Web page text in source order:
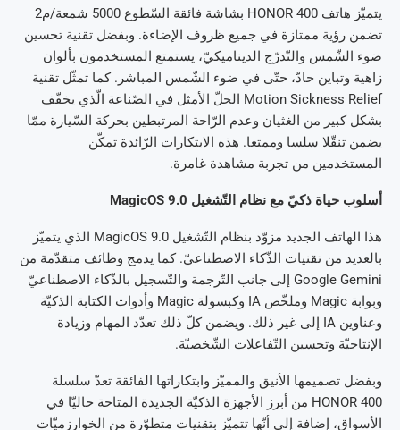
يتميّز هاتف HONOR 400 بشاشة فائقة السّطوع 5000 شمعة/م2
تضمن رؤية ممتازة في جميع ظروف الإضاءة. وبفضل تقنية تحسين
ضوء الشّمس والتّدرّج الديناميكيّ، يستمتع المستخدمون بألوان
زاهية وتباين حادّ، حتّى في ضوء الشّمس المباشر. كما تمثّل تقنية
Motion Sickness Relief الحلّ الأمثل في الصّناعة الّذي يخفّف
بشكل كبير من الغثيان وعدم الرّاحة المرتبطين بحركة السّيارة ممّا
يضمن تنقّلا سلسا وممتعا. هذه الابتكارات الرّائدة تمكّن
المستخدمين من تجربة مشاهدة غامرة.
أسلوب حياة ذكيّ مع نظام التّشغيل
هذا الهاتف الجديد مزوّد بنظام التّشغيل MagicOS 9.0 الذي يتميّز
بالعديد من تقنيات الذّكاء الاصطناعيّ. كما يدمج وظائف متقدّمة من
Google Gemini إلى جانب التّرجمة والتّسجيل بالذّكاء الاصطناعيّ
وبوابة Magic وملخّص IA وكبسولة Magic وأدوات الكتابة الذكيّة
وعناوين IA إلى غير ذلك. ويضمن كلّ ذلك تعدّد المهام وزيادة
الإنتاجيّة وتحسين التّفاعلات الشّخصيّة.
وبفضل تصميمها الأنيق والمميّز وابتكاراتها الفائقة تعدّ سلسلة
HONOR 400 من أبرز الأجهزة الذكيّة الجديدة المتاحة حاليّا في
الأسواق، إضافة إلى أنّها تتميّز بتقنيات متطوّرة من الخوارزميّات